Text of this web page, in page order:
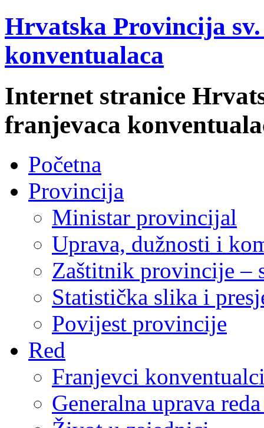
Hrvatska Provincija
konventualaca
Internet stranice
franjevaca
Početna
Provincija
Ministar provincijal
Uprava, dužnosti i
Zaštitnik provincije –
Statistička slika i
Povijest provincije
Red
Franjevci
Generalna uprava